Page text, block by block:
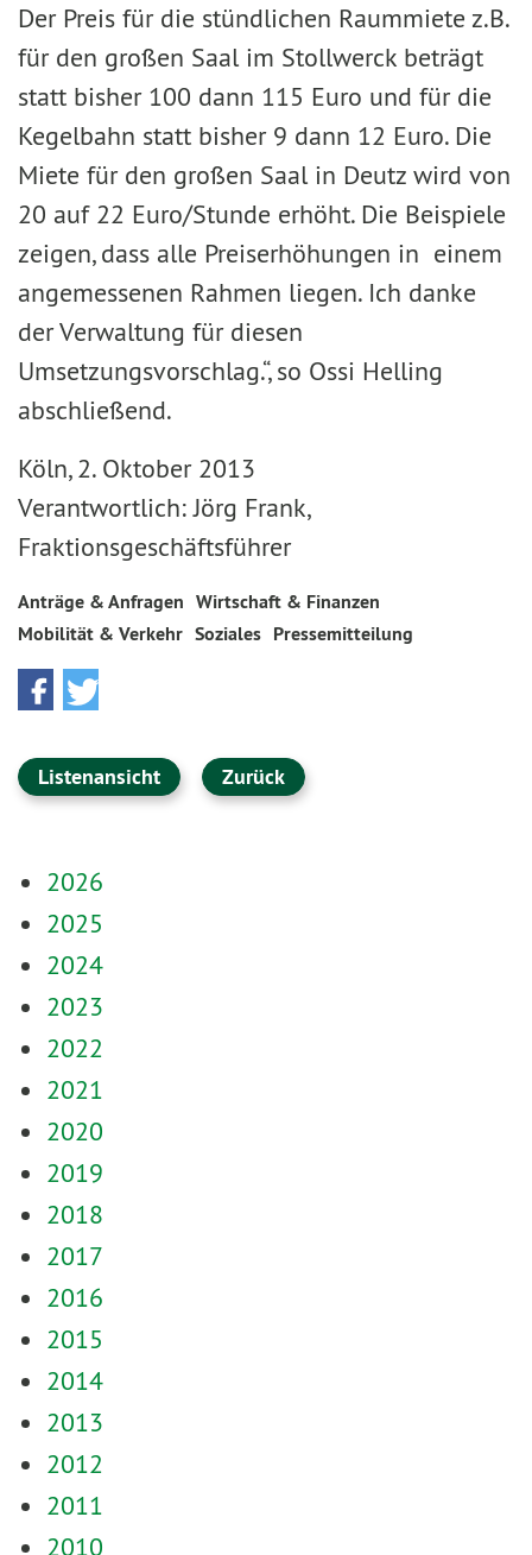
Der Preis für die stündlichen Raummiete z.B.
für den großen Saal im Stollwerck beträgt
statt bisher 100 dann 115 Euro und für die
Kegelbahn statt bisher 9 dann 12 Euro. Die
Miete für den großen Saal in Deutz wird von
20 auf 22 Euro/Stunde erhöht. Die Beispiele
zeigen, dass alle Preiserhöhungen in einem
angemessenen Rahmen liegen. Ich danke
der Verwaltung für diesen
Umsetzungsvorschlag.“, so Ossi Helling
abschließend.
Köln, 2. Oktober 2013
Verantwortlich: Jörg Frank,
Fraktionsgeschäftsführer
Anträge & Anfragen Wirtschaft & Finanzen
Mobilität & Verkehr Soziales Pressemitteilung
Listenansicht Zurück
2026
2025
2024
2023
2022
2021
2020
2019
2018
2017
2016
2015
2014
2013
2012
2011
2010